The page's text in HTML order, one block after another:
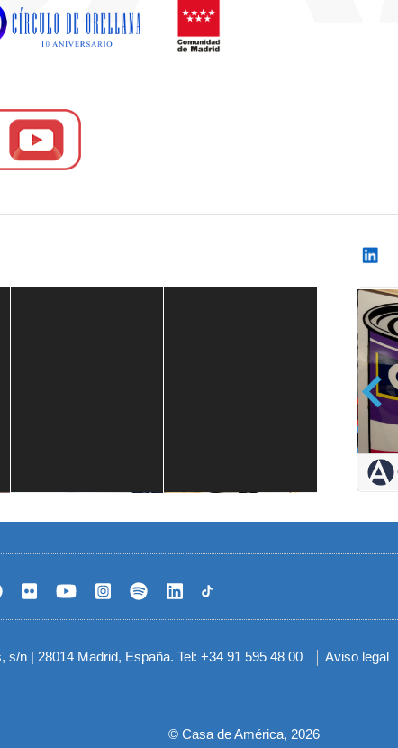
s/n | 28014 Madrid, España. Tel: +34 91 595 48 00
Menú
pie
Aviso legal
© Casa de América, 2026